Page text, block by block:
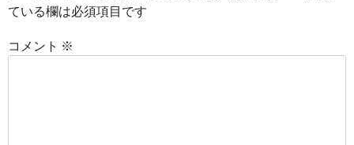
ている欄は必須項目です
コメント ※